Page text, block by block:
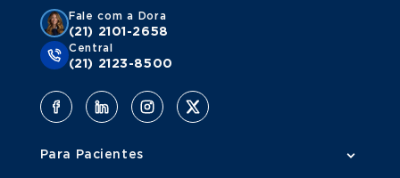
Fale com a Dora
(21) 2101-2658
Central
(21) 2123-8500
Para Pacientes